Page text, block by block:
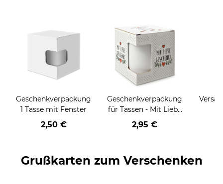
Geschenkverpackung
1 Tasse mit Fenster
2,50 €
Geschenkverpackung
für Tassen - Mit Liebe
geschenkt
2,95 €
Grußkarten zum Verschenken